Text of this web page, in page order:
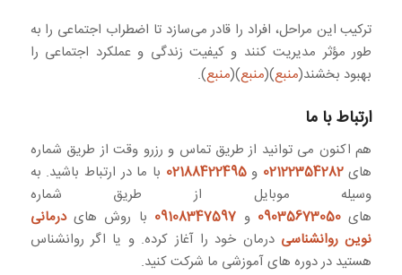
ترکیب این مراحل، افراد را قادر می‌سازد تا اضطراب اجتماعی را به
طور مؤثر مدیریت کنند و کیفیت زندگی و عملکرد اجتماعی را
بهبود بخشند(منبع)(منبع)(منبع).
ارتباط با ما
هم اکنون می توانید از طریق تماس و رزرو وقت از طریق شماره
های02122354282 و02188422495 با ما در ارتباط باشید. به
وسیله موبایل از طریق شماره
های 09035673050 و 09108347597 با روش هایدرمانی
نوین روانشناسی درمان خود را آغاز کرده. و یا اگر روانشناس
هستید در دوره های آموزشی ما شرکت کنید.